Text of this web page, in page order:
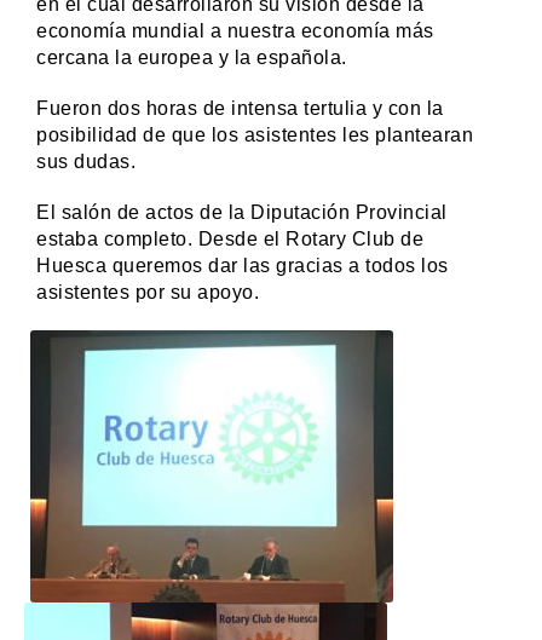
en el cual desarrollaron su visión desde la
economía mundial a nuestra economía más
cercana la europea y la española.
Fueron dos horas de intensa tertulia y con la
posibilidad de que los asistentes les plantearan
sus dudas.
El salón de actos de la Diputación Provincial
estaba completo. Desde el Rotary Club de
Huesca queremos dar las gracias a todos los
asistentes por su apoyo.